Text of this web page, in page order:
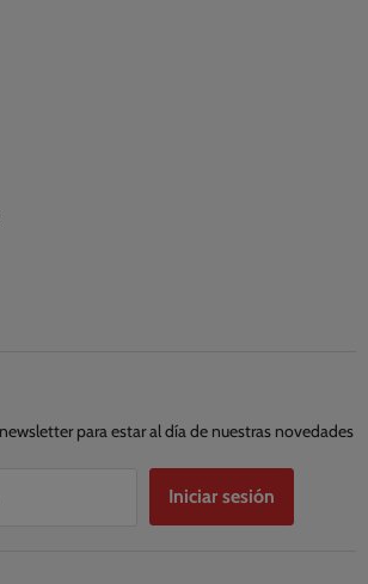
para estar al día de nuestras novedades
Iniciar sesión